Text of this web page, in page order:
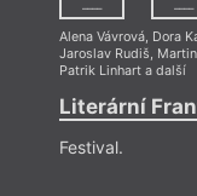
–––– ––––
Alena Vávrová, Dora
Jaroslav Rudiš,
Patrik Linharta další
Literární
Festival.